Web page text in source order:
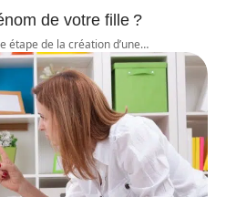
de votre fille ?
étape de la création d’une…